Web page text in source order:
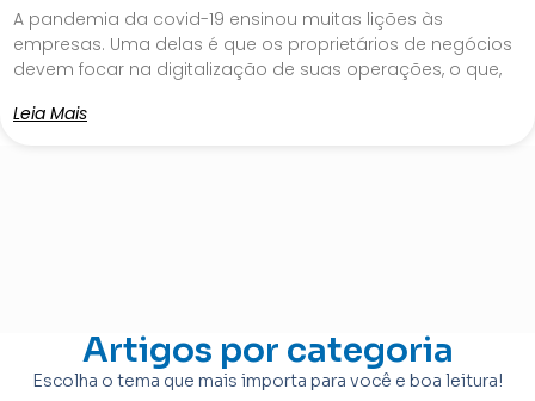
A pandemia da covid-19 ensinou muitas lições às
empresas. Uma delas é que os proprietários de negócios
devem focar na digitalização de suas operações, o que,
Leia Mais
Artigos por categoria
Escolha o tema que mais importa para você e boa leitura!